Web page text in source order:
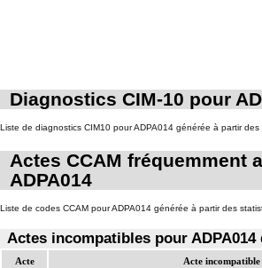
Diagnostics CIM-10 pour
Liste de diagnostics CIM10 pour ADPA014 générée à partir
Actes CCAM fréquemment
ADPA014
Liste de codes CCAM pour ADPA014 générée à partir des
Actes incompatibles pour ADPA014
Acte Acte incompatible